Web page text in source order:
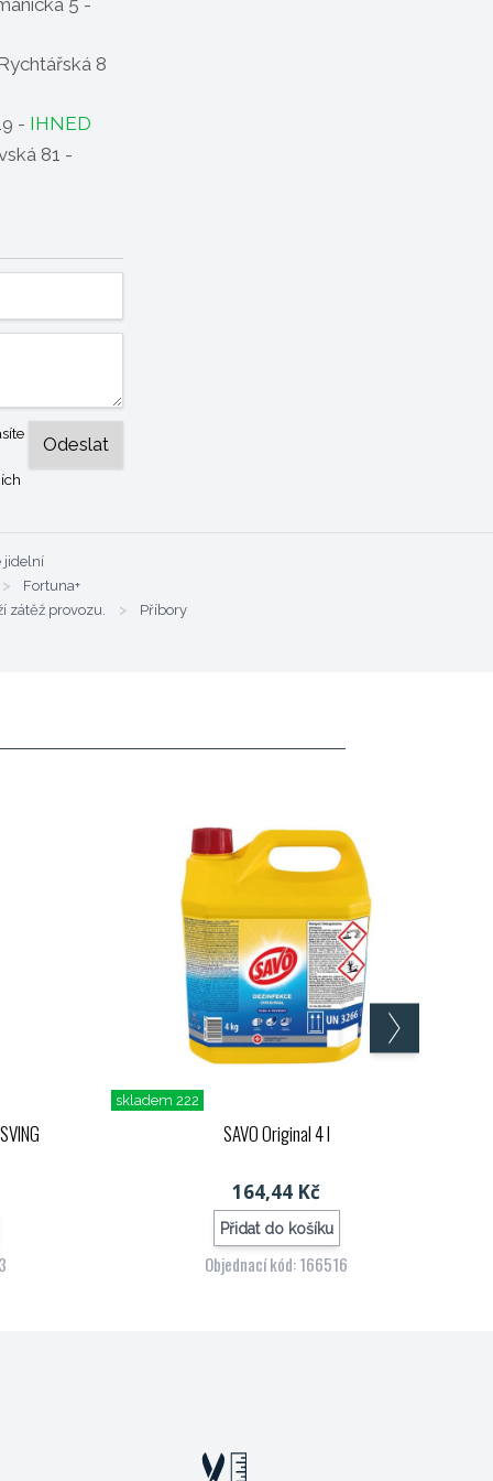
5 -
8
- IHNED
81 -
jidelní
>
Fortuna+
zátěž provozu.
> Příbory
skladem 222
SAVO Original 4 l
164,44 Kč
Přidat do košíku
Objednací kód: 166516